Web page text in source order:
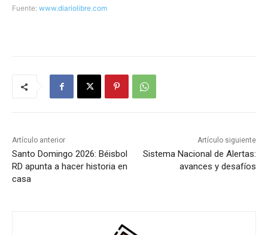
Fuente: www.diariolibre.com
Artículo anterior
Santo Domingo 2026: Béisbol
RD apunta a hacer historia en
casa
Artículo siguiente
Sistema Nacional de Alertas:
avances y desafíos